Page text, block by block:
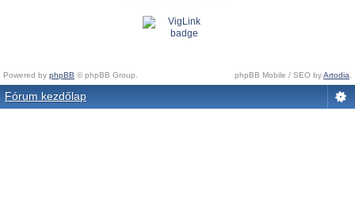
Powered by phpBB © phpBB Group. phpBB Mobile / SEO byArtodia.
Fórum kezdőlap